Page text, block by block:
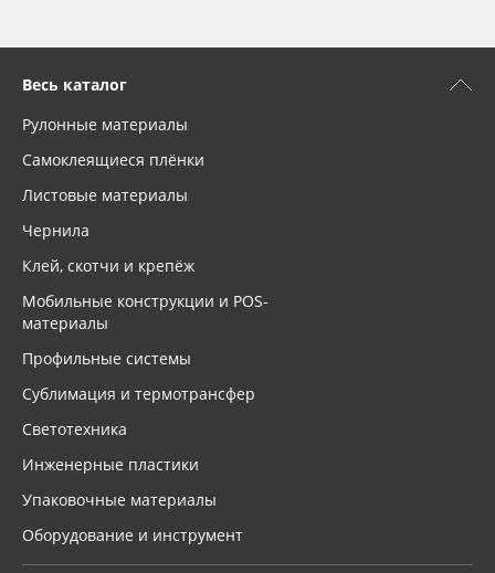
Весь каталог
Рулонные материалы
Самоклеящиеся плёнки
Листовые материалы
Чернила
Клей, скотчи и крепёж
Мобильные конструкции и POS-
материалы
Профильные системы
Сублимация и термотрансфер
Светотехника
Инженерные пластики
Упаковочные материалы
Оборудование и инструмент